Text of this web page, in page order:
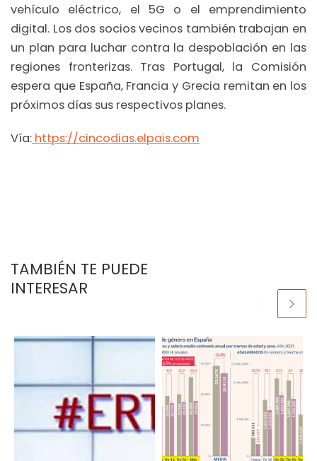
vehículo eléctrico, el 5G o el emprendimiento
digital. Los dos socios vecinos también trabajan en
un plan para luchar contra la despoblación en las
regiones fronterizas. Tras Portugal, la Comisión
espera que España, Francia y Grecia remitan en los
próximos días sus respectivos planes.
Vía: https://cincodias.elpais.com
TAMBIÉN TE PUEDE
INTERESAR